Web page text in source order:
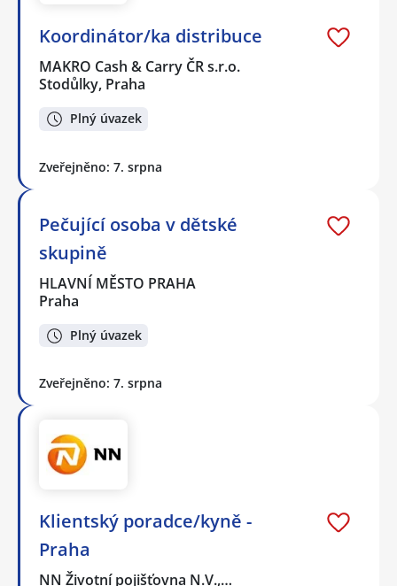
Koordinátor/ka distribuce
MAKRO Cash & Carry ČR s.r.o.
Stodůlky, Praha
Plný úvazek
Zveřejněno: 7. srpna
Pečující osoba v dětské
skupině
HLAVNÍ MĚSTO PRAHA
Praha
Plný úvazek
Zveřejněno: 7. srpna
Klientský poradce/kyně -
Praha
NN Životní pojišťovna N.V.,…